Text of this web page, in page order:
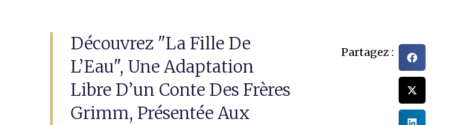
Découvrez "La Fille De
L’Eau", Une Adaptation
Libre D’un Conte Des Frères
Grimm, Présentée Aux
Partagez :